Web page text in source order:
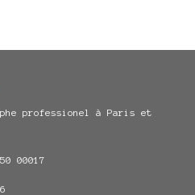
professionel à Paris et
00017